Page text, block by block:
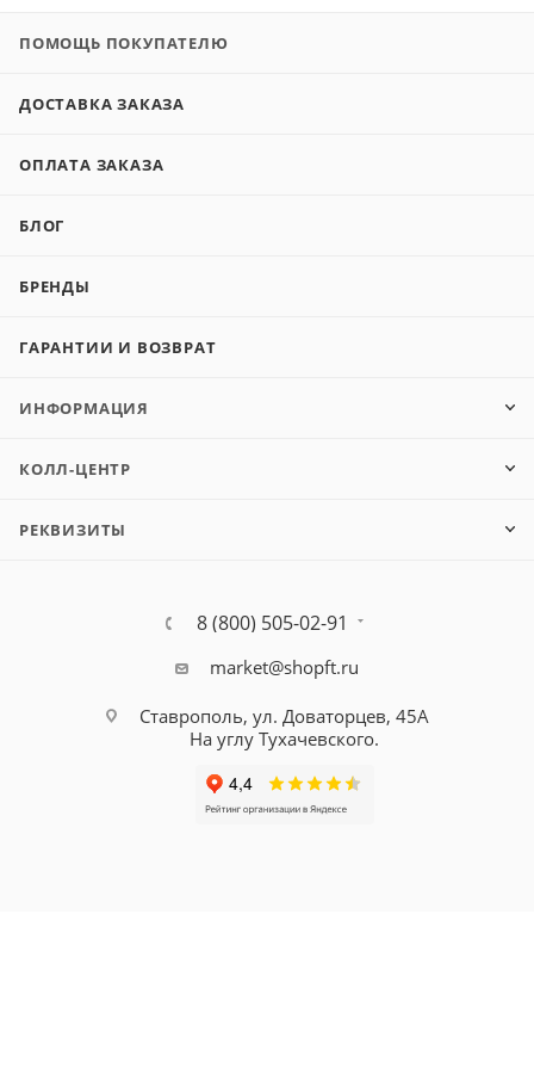
ПОМОЩЬ ПОКУПАТЕЛЮ
ДОСТАВКА ЗАКАЗА
ОПЛАТА ЗАКАЗА
БЛОГ
БРЕНДЫ
ГАРАНТИИ И ВОЗВРАТ
ИНФОРМАЦИЯ
КОЛЛ-ЦЕНТР
РЕКВИЗИТЫ
8 (800) 505-02-91
market@shopft.ru
Ставрополь, ул. Доваторцев, 45А
На углу Тухачевского.